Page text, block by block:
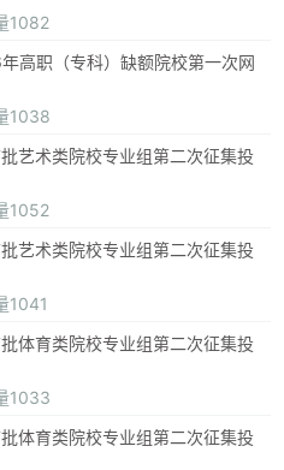
1082
高职（专科）缺额院校第一次网
1038
艺术类院校专业组第二次征集投
1052
艺术类院校专业组第二次征集投
1041
体育类院校专业组第二次征集投
1033
体育类院校专业组第二次征集投